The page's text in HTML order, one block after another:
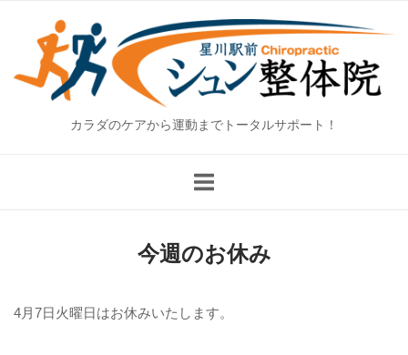
content
カラダのケアから運動までトータルサポート！
今週のお休み
4月7日火曜日はお休みいたします。